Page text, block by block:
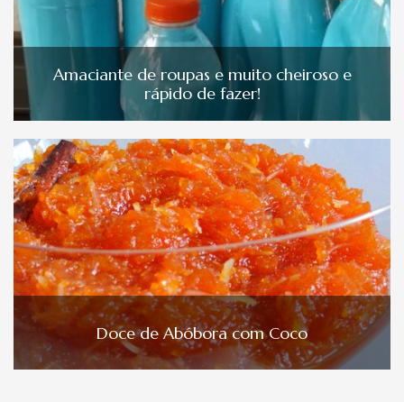
Amaciante de roupas e muito cheiroso e
rápido de fazer!
Doce de Abóbora com Coco